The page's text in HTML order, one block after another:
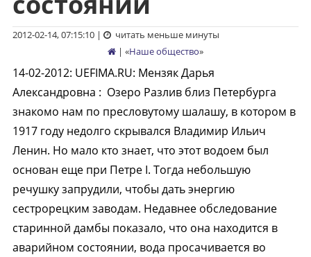
2012-02-14, 07:15:10|
читать меньше минуты
| «Наше общество»
14-02-2012: UEFIMA.RU: Мензяк Дарья
Александровна : Озеро Разлив близ Петербурга
знакомо нам по пресловутому шалашу, в котором в
1917 году недолго скрывался Владимир Ильич
Ленин. Но мало кто знает, что этот водоем был
основан еще при Петре I. Тогда небольшую
речушку запрудили, чтобы дать энергию
сестрорецким заводам. Недавнее обследование
старинной дамбы показало, что она находится в
аварийном состоянии, вода просачивается во